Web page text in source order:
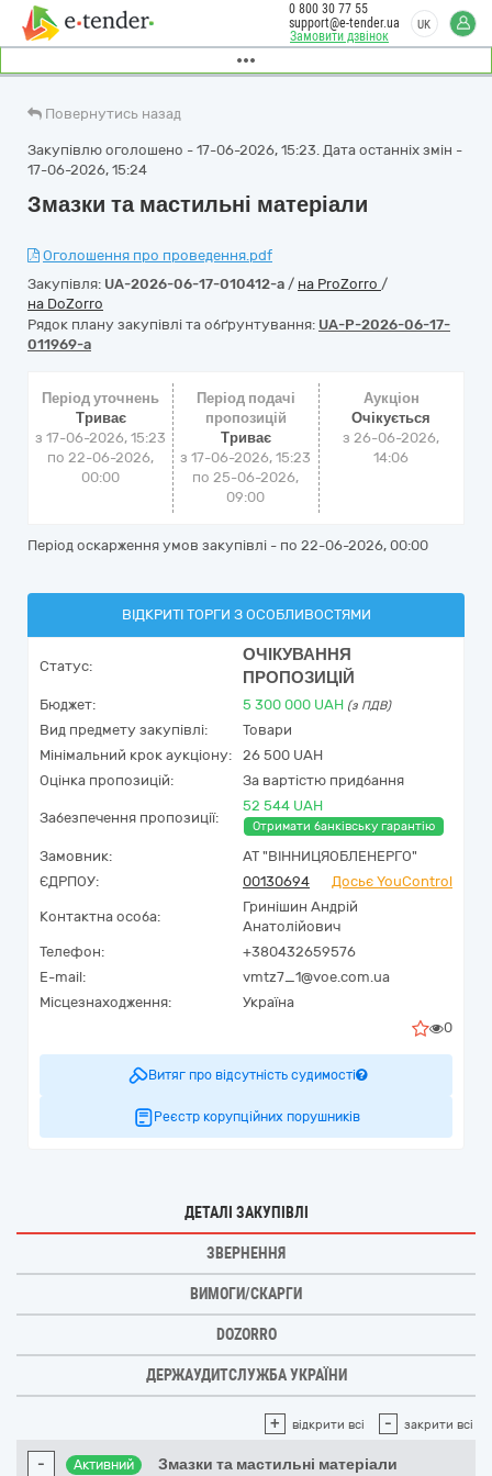
Замовити дзвінок
0 800 30 77 55
support@e-tender.ua
UK
Повернутись назад
Закупівлю оголошено - 17-06-2026, 15:23. Дата останніх змін -
17-06-2026, 15:24
Змазки та мастильні матеріали
Оголошення про проведення.pdf
Закупівля: UA-2026-06-17-010412-a / на ProZorro /
на DoZorro
Рядок плану закупівлі та обґрунтування: UA-P-2026-06-17-
011969-a
Період уточнень
Триває
з 17-06-2026, 15:23
по 22-06-2026,
00:00
Період подачі
пропозицій
Триває
з 17-06-2026, 15:23
по 25-06-2026,
09:00
Аукціон
Очікується
з26-06-2026,
14:06
Період оскарження умов закупівлі - по 22-06-2026, 00:00
ВІДКРИТІ ТОРГИ З ОСОБЛИВОСТЯМИ
Статус:
ОЧІКУВАННЯ
ПРОПОЗИЦІЙ
Бюджет: 5 300 000 UAH (з ПДВ)
Вид предмету закупівлі:
Товари
Мінімальний крок аукціону:
26 500 UAH
Оцінка пропозицій:
За вартістю придбання
Забезпечення пропозиції:
52 544 UAH
Отримати банківську гарантію
Замовник:
АТ "ВІННИЦЯОБЛЕНЕРГО"
ЄДРПОУ:
00130694 Досьє YouControl
Контактна особа:
Гринішин Андрій
Анатолійович
Телефон:
+380432659576
E-mail:
vmtz7_1@voe.com.ua
Місцезнаходження:
Україна
0
Витяг про відсутність судимості
Реєстр корупційних порушників
ДЕТАЛІ ЗАКУПІВЛІ
ЗВЕРНЕННЯ
ВИМОГИ/СКАРГИ
DOZORRO
ДЕРЖАУДИТСЛУЖБА УКРАЇНИ
+ відкрити всі - закрити всі
- Активний Змазки та мастильні матеріали